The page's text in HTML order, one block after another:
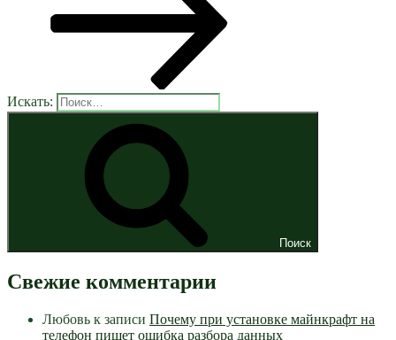
Искать:
Поиск
Свежие комментарии
Любовь к записи Почему при установке майнкрафт на
телефон пишет ошибка разбора данных